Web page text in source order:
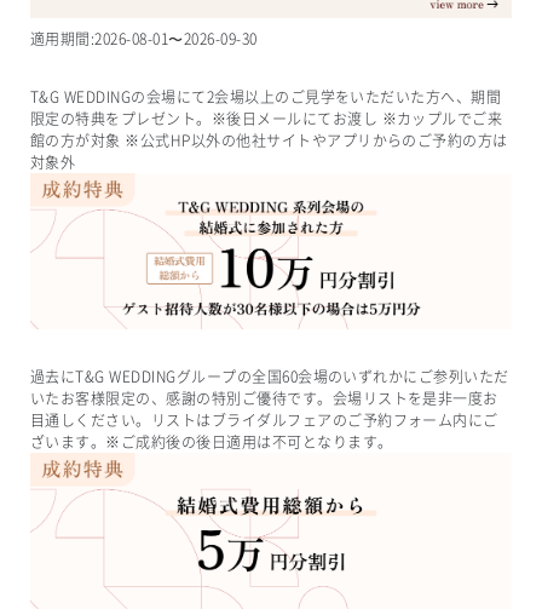
適用期間:2026-08-01〜2026-09-30
T&G WEDDINGの会場にて2会場以上のご見学をいただいた方へ、期間
限定の特典をプレゼント。※後日メールにてお渡し ※カップルでご来
館の方が対象 ※公式HP以外の他社サイトやアプリからのご予約の方は
対象外
過去にT&G WEDDINGグループの全国60会場のいずれかにご参列いただ
いたお客様限定の、感謝の特別ご優待です。会場リストを是非一度お
目通しください。リストはブライダルフェアのご予約フォーム内にご
ざいます。※ご成約後の後日適用は不可となります。